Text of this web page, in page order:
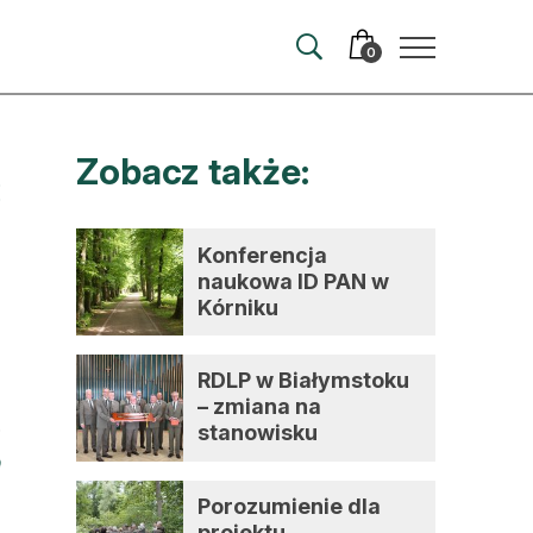
0
Zobacz także:
Konferencja
naukowa ID PAN w
Kórniku
RDLP w Białymstoku
– zmiana na
stanowisku
Porozumienie dla